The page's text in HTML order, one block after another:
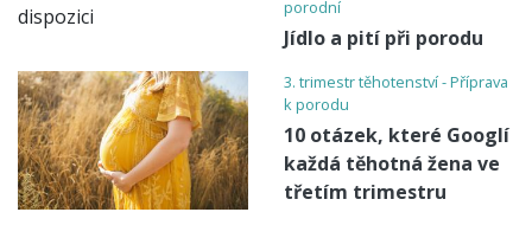
porodní
Jídlo a pití při porodu
3. trimestr těhotenství - Příprava
k porodu
10 otázek, které Googlí
každá těhotná žena ve
třetím trimestru